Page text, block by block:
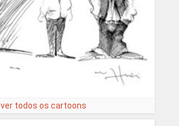
ver todos os cartoons